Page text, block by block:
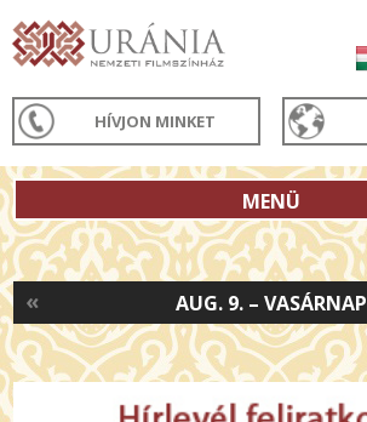
HÍVJON MINKET
MENÜ
AUG. 9. – VASÁRNAP
«